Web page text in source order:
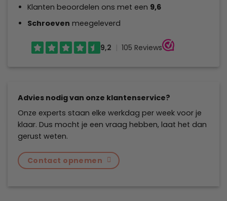
Klanten beoordelen ons met een 9,6
Schroeven meegeleverd
Advies nodig van onze klantenservice?
Onze experts staan elke werkdag per week voor je
klaar. Dus mocht je een vraag hebben, laat het dan
gerust weten.
Contact opnemen